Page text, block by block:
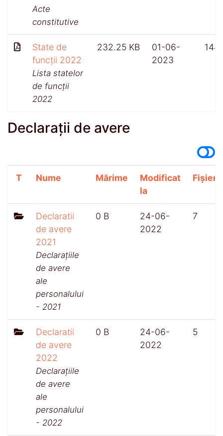
Acte
constitutive
State de
funcții 2022
Lista statelor
de funcții
2022
232.25 KB
01-06-
2023
Declarații de avere
T Nume Mărime
Modificat
la
Fișiere
Declaratii
de avere
2021
Declarațiile
de avere
ale
personalului
- 2021
0 B
24-06-
2022
7
Declaratii
de avere
2022
Declarațiile
de avere
ale
personalului
- 2022
0 B
24-06-
2022
5